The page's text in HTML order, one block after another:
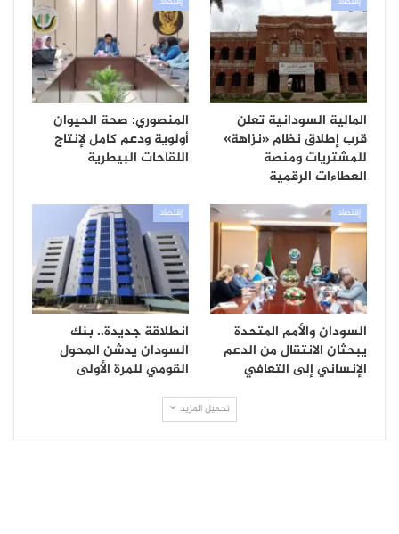
المالية السودانية تعلن
قرب إطلاق نظام «نزاهة»
للمشتريات ومنصة
العطاءات الرقمية
المنصوري: صحة الحيوان
أولوية ودعم كامل لإنتاج
اللقاحات البيطرية
إقتصاد
السودان والأمم المتحدة
يبحثان الانتقال من الدعم
الإنساني إلى التعافي
إقتصاد
انطلاقة جديدة.. بنك
السودان يدشن المحول
القومي للمرة الأولى
تحميل المزيد